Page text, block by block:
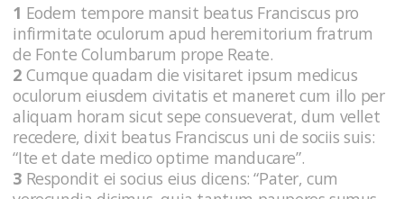
1 Eodem tempore mansit beatus Franciscus pro
infirmitate oculorum apud heremitorium fratrum
de Fonte Columbarum prope Reate.
2 Cumque quadam die visitaret ipsum medicus
oculorum eiusdem civitatis et maneret cum illo per
aliquam horam sicut sepe consueverat, dum vellet
recedere, dixit beatus Franciscus uni de sociis suis:
“Ite et date medico optime manducare”.
3 Respondit ei socius eius dicens: “Pater, cum